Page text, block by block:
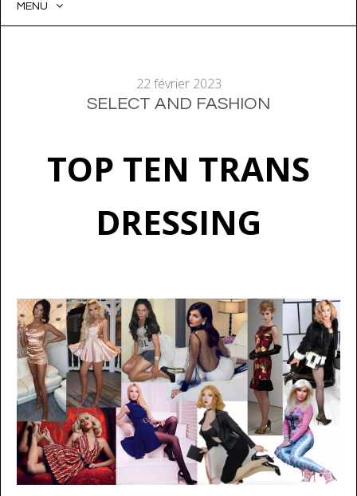
MENU
22 février 2023
SELECT AND FASHION
TOP TEN TRANS
DRESSING